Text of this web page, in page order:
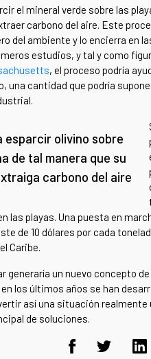
el mineral verde sobre las
carbono del aire. Este
del ambiente y lo encierra en
estudios, y tal y como
, el proceso podría
una cantidad que podría
esparcir olivino sobre
de tal manera que su
carbono del aire
las playas. Una puesta en
de 10 dólares por cada
Caribe.
generaría un nuevo concepto
los últimos años se han
así una situación
de soluciones.